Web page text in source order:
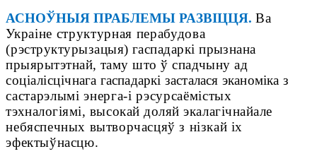
АСНОЎНЫЯ ПРАБЛЕМЫ РАЗВІЦЦЯ. Ва
Украіне структурная перабудова
(рэструктурызацыя) гаспадаркі прызнана
прыярытэтнай, таму што ў спадчыну ад
соціалісцічнага гаспадаркі засталася эканоміка з
састарэлыміэнерга-і рэсурсаёмістых
тэхналогіямі, высокай доляй экалагічнайале
небяспечных вытворчасцяў з нізкай іх
эфектыўнасцю.